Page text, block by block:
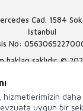
Cad. 1584
İstanbul
No:
hakları saklıdır. ©
hizmetlerimizin
uygun bir